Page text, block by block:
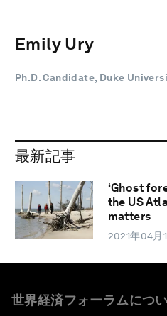
Emily Ury
Ph.D. Candidate, Duke
最新記事
‘Ghost
the US
matters
2021年04月
世界経済フォーラムにつ